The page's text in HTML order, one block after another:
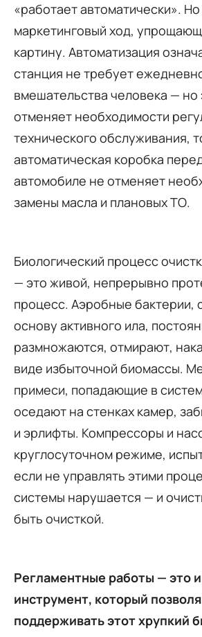
«работает автоматически».
маркетинговый ход,
картину. Автоматизация
станция не требует
вмешательства человека — но
отменяет необходимости
технического обслуживания,
автоматическая коробка
автомобиле не отменяет
замены масла и плановых ТО.
Биологический процесс
— это живой, непрерывно
процесс. Аэробные бактерии,
основу активного ила,
размножаются, отмирают,
виде избыточной биомассы.
примеси, попадающие в
оседают на стенках камер,
и эрлифты. Компрессоры и
круглосуточном режиме,
если не управлять этими
системы нарушается — и
быть очисткой.
Регламентные работы — это
инструмент, который
поддерживать этот хрупкий